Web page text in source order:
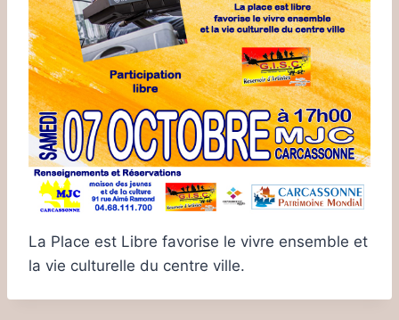
La Place est Libre favorise le vivre ensemble et
la vie culturelle du centre ville.